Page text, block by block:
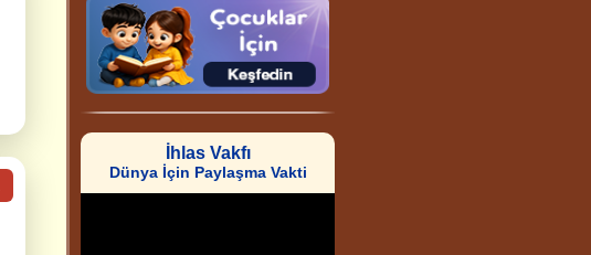
İhlas Vakfı
Dünya İçin Paylaşma Vakti